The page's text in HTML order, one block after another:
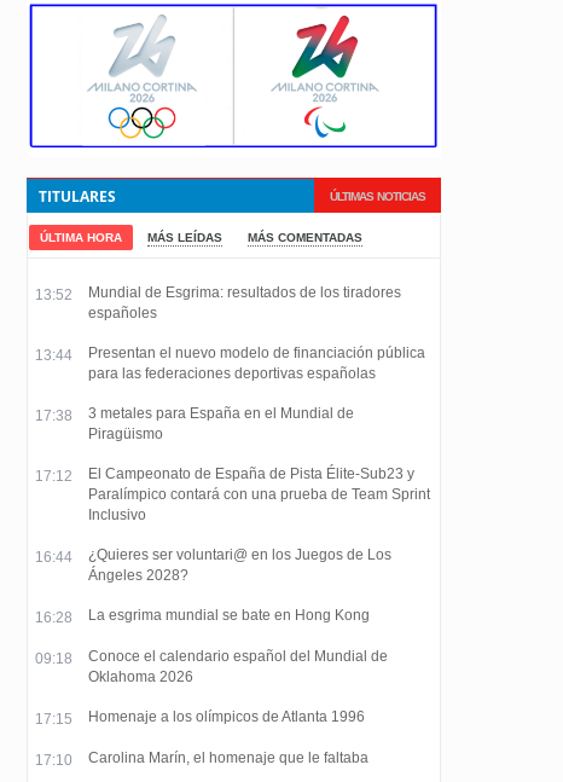
ÚLTIMAS NOTICIAS
TITULARES
ÚLTIMA HORA MÁS LEÍDAS MÁS COMENTADAS
13:52
Mundial de Esgrima: resultados de los tiradores
españoles
13:44
Presentan el nuevo modelo de financiación pública
para las federaciones deportivas españolas
17:38
3 metales para España en el Mundial de
Piragüismo
17:12
El Campeonato de España de Pista Élite-Sub23 y
Paralímpico contará con una prueba de Team Sprint
Inclusivo
16:44
¿Quieres ser voluntari@ en los Juegos de Los
Ángeles 2028?
16:28 La esgrima mundial se bate en Hong Kong
09:18
Conoce el calendario español del Mundial de
Oklahoma 2026
17:15 Homenaje a los olímpicos de Atlanta 1996
17:10 Carolina Marín, el homenaje que le faltaba